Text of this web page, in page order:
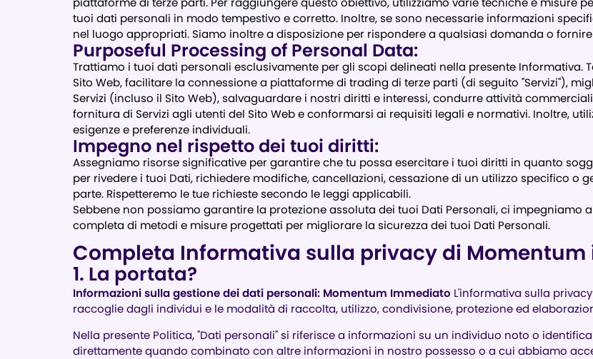
tuoi dati personali in modo tempestivo e corretto. Inoltre, se sono necessarie informazioni
nel luogo appropriati. Siamo inoltre a disposizione per rispondere a qualsiasi domanda o
Purposeful Processing of Personal Data:
Trattiamo i tuoi dati personali esclusivamente per gli scopi delineati nella presente Informativa.
Sito Web, facilitare la connessione a piattaforme di trading di terze parti (di seguito "Servizi"),
Servizi (incluso il Sito Web), salvaguardare i nostri diritti e interessi, condurre attività
fornitura di Servizi agli utenti del Sito Web e conformarsi ai requisiti legali e normativi. Inoltre,
esigenze e preferenze individuali.
Impegno nel rispetto dei tuoi diritti:
Assegniamo risorse significative per garantire che tu possa esercitare i tuoi diritti in quanto
per rivedere i tuoi Dati, richiedere modifiche, cancellazioni, cessazione di un utilizzo specifico o
parte. Rispetteremo le tue richieste secondo le leggi applicabili.
Sebbene non possiamo garantire la protezione assoluta dei tuoi Dati Personali, ci impegniamo
completa di metodi e misure progettati per migliorare la sicurezza dei tuoi Dati Personali.
Completa Informativa sulla privacy di
1. La portata?
Informazioni sulla gestione dei dati personali: Momentum Immediato L'informativa sulla
raccoglie dagli individui e le modalità di raccolta, utilizzo, condivisione, protezione ed
Nella presente Politica, "Dati personali" si riferisce a informazioni su un individuo noto o
direttamente quando combinato con altre informazioni in nostro possesso o a cui abbiamo